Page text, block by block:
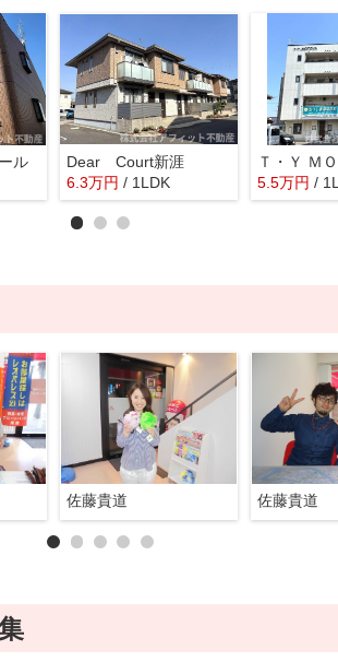
ル
Dear Court新涯
6.3万円 / 1LDK
Ｔ・Ｙ Ｍ
5.5万円 /
佐藤貴道 佐藤貴道